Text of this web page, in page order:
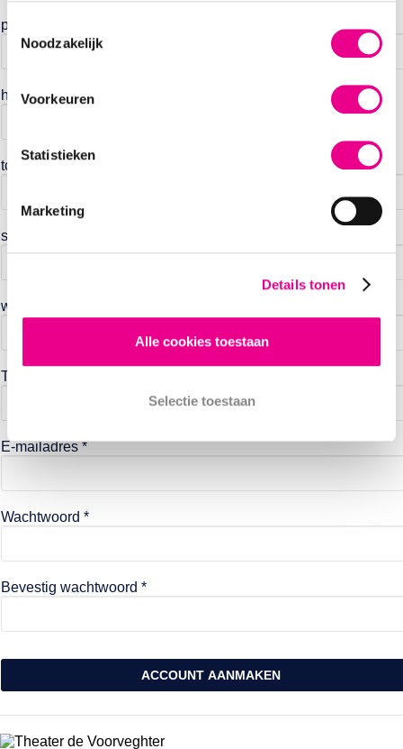
Toestemmingsselectie
Noodzakelijk
Voorkeuren
Statistieken
Marketing
Details tonen
Alle cookies toestaan
Selectie toestaan
postcode
huisnummer
toevoeging
straatnaam
woonplaats
Telefoonnummer *
E-mailadres *
Wachtwoord *
Bevestig wachtwoord *
ACCOUNT AANMAKEN